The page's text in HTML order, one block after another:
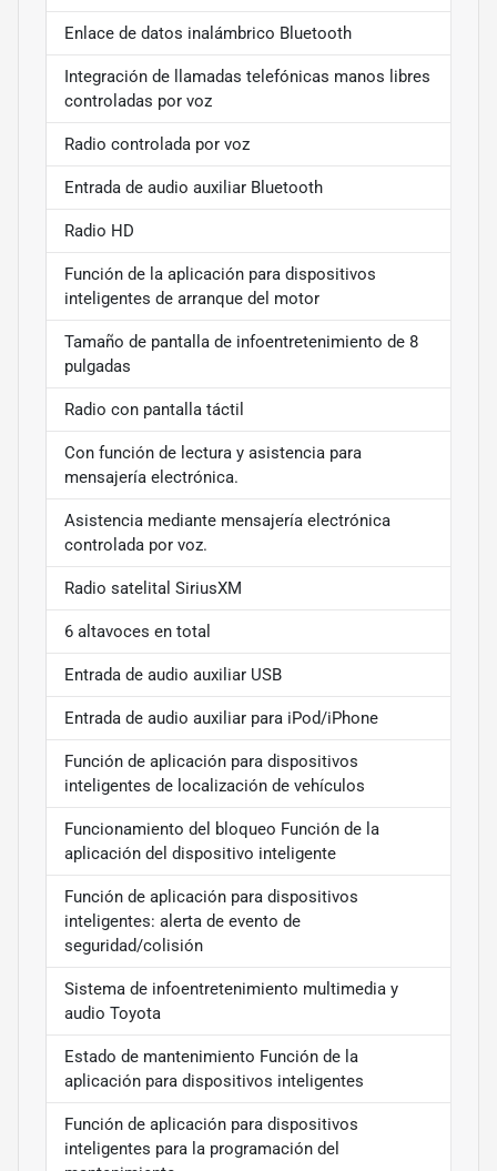
Enlace de datos inalámbrico Bluetooth
Integración de llamadas telefónicas manos libres
controladas por voz
Radio controlada por voz
Entrada de audio auxiliar Bluetooth
Radio HD
Función de la aplicación para dispositivos
inteligentes de arranque del motor
Tamaño de pantalla de infoentretenimiento de 8
pulgadas
Radio con pantalla táctil
Con función de lectura y asistencia para
mensajería electrónica.
Asistencia mediante mensajería electrónica
controlada por voz.
Radio satelital SiriusXM
6 altavoces en total
Entrada de audio auxiliar USB
Entrada de audio auxiliar para iPod/iPhone
Función de aplicación para dispositivos
inteligentes de localización de vehículos
Funcionamiento del bloqueo Función de la
aplicación del dispositivo inteligente
Función de aplicación para dispositivos
inteligentes: alerta de evento de
seguridad/colisión
Sistema de infoentretenimiento multimedia y
audio Toyota
Estado de mantenimiento Función de la
aplicación para dispositivos inteligentes
Función de aplicación para dispositivos
inteligentes para la programación del